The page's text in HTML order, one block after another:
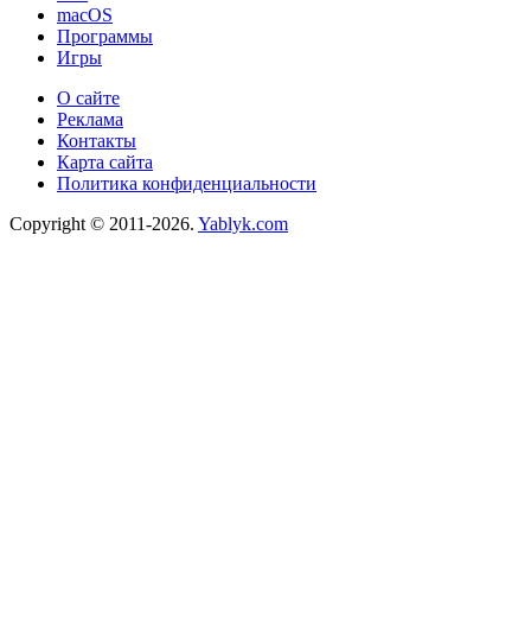
macOS
Программы
Игры
О сайте
Реклама
Контакты
Карта сайта
Политика конфиденциальности
Copyright © 2011-2026. Yablyk.сom